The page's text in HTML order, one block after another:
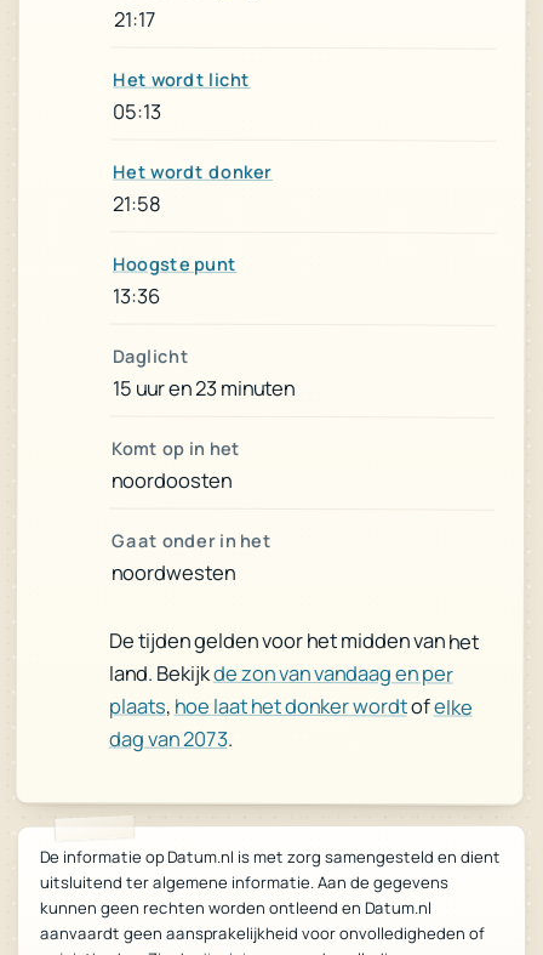
21:17
Het wordt licht
05:13
Het wordt donker
21:58
Hoogste punt
13:36
Daglicht
15 uur en 23 minuten
Komt op in het
noordoosten
Gaat onder in het
noordwesten
De tijden gelden voor het midden van het
land. Bekijkde zon van vandaag en per
plaats, hoe laat het donker wordtofelke
dag van 2073.
De informatie op Datum.nl is met zorg samengesteld en dient
uitsluitend ter algemene informatie. Aan de gegevens
kunnen geen rechten worden ontleend en Datum.nl
aanvaardt geen aansprakelijkheid voor onvolledigheden of